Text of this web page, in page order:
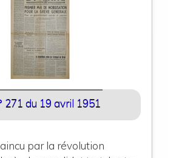
271 du 19 avril 1951
par la révolution